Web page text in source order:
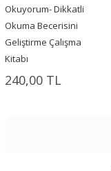
Okuyorum- Dikkatli
Okuma Becerisini
Geliştirme Çalışma
Kitabı
240,00 TL